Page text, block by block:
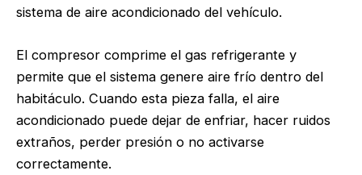
sistema de aire acondicionado del vehículo.
El compresor comprime el gas refrigerante y
permite que el sistema genere aire frío dentro del
habitáculo. Cuando esta pieza falla, el aire
acondicionado puede dejar de enfriar, hacer ruidos
extraños, perder presión o no activarse
correctamente.